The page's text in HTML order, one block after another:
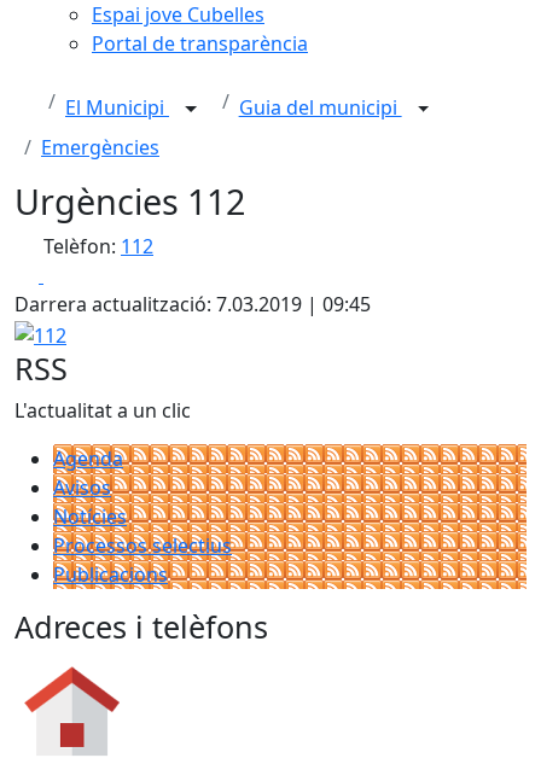
Espai jove Cubelles
Portal de transparència
El Municipi
Guia del municipi
Emergències
Urgències 112
Telèfon: 112
Darrera actualització: 7.03.2019 | 09:45
112
RSS
L'actualitat a un clic
Agenda
Avisos
Notícies
Processos selectius
Publicacions
Adreces i telèfons